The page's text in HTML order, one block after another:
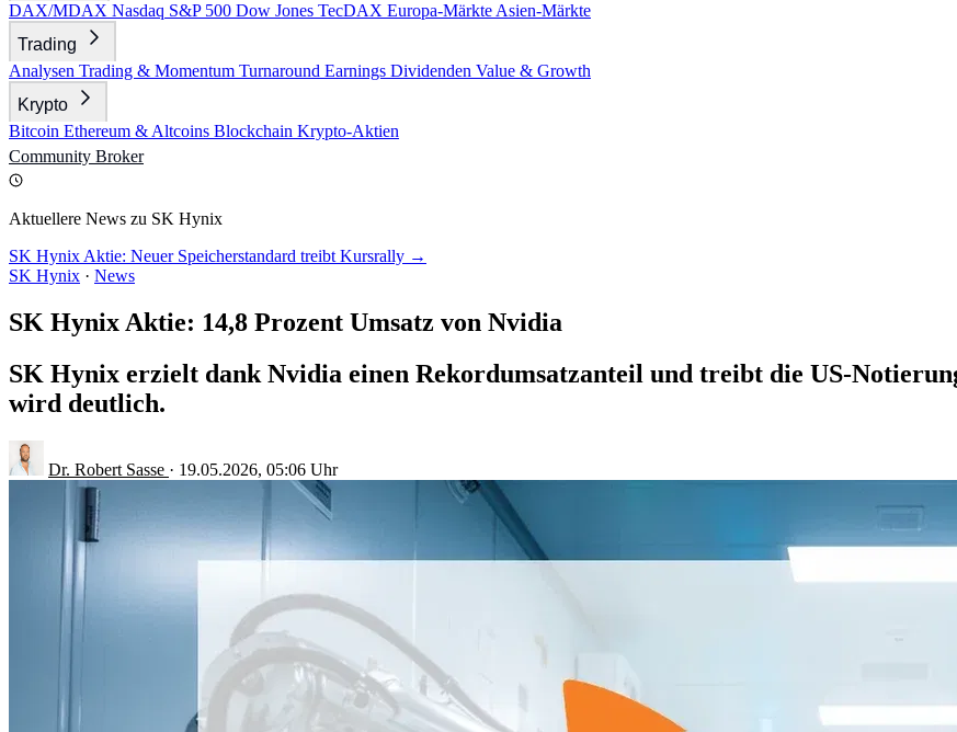
DAX/MDAX Nasdaq S&P 500 Dow Jones TecDAX Europa-Märkte Asien-Märkte
Trading
Analysen Trading & Momentum Turnaround Earnings Dividenden Value & Growth
Krypto
Bitcoin Ethereum & Altcoins Blockchain Krypto-Aktien
Community Broker
Aktuellere News zu SK Hynix
SK Hynix Aktie: Neuer Speicherstandard treibt Kursrally →
SK Hynix · News
SK Hynix Aktie: 14,8 Prozent Umsatz von Nvidia
SK Hynix erzielt dank Nvidia einen Rekordumsatzanteil und treibt die US-
wird deutlich.
Dr. Robert Sasse · 19.05.2026, 05:06 Uhr